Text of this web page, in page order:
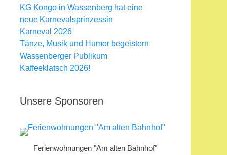
KG Kongo in Wassenberg hat eine
neue Karnevalsprinzessin
Karneval 2026
Tänze, Musik und Humor begeistern
Wassenberger Publikum
Kaffeeklatsch 2026!
Unsere Sponsoren
Ferienwohnungen "Am alten Bahnhof"